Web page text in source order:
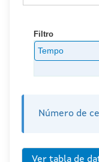
Filtro
Tempo
Número de